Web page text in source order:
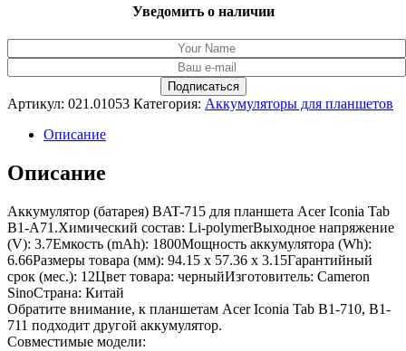
Уведомить о наличии
Артикул: 021.01053 Категория: Аккумуляторы для планшетов
Описание
Описание
Аккумулятор (батарея) BAT-715 для планшета Acer Iconia Tab
B1-A71.Химический состав: Li-polymerВыходное напряжение
(V): 3.7Емкость (mAh): 1800Мощность аккумулятора (Wh):
6.66Размеры товара (мм): 94.15 x 57.36 x 3.15Гарантийный
срок (мес.): 12Цвет товара: черныйИзготовитель: Cameron
SinoСтрана: Китай
Обратите внимание, к планшетам Acer Iconia Tab B1-710, B1-
711 подходит другой аккумулятор.
Совместимые модели: